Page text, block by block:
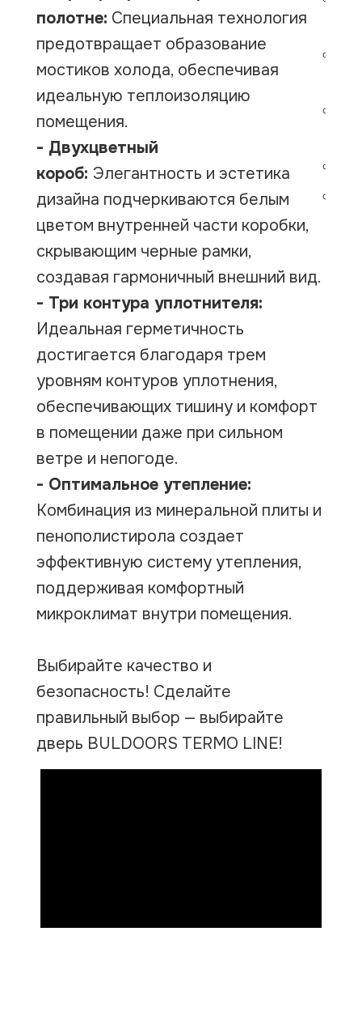
полотне: Специальная технология
предотвращает образование
мостиков холода, обеспечивая
идеальную теплоизоляцию
помещения.
- Двухцветный
короб: Элегантность и эстетика
дизайна подчеркиваются белым
цветом внутренней части коробки,
скрывающим черные рамки,
создавая гармоничный внешний вид.
- Три контура уплотнителя:
Идеальная герметичность
достигается благодаря трем
уровням контуров уплотнения,
обеспечивающих тишину и комфорт
в помещении даже при сильном
ветре и непогоде.
- Оптимальное утепление:
Комбинация из минеральной плиты и
пенополистирола создает
эффективную систему утепления,
поддерживая комфортный
микроклимат внутри помещения.
Выбирайте качество и
безопасность! Сделайте
правильный выбор — выбирайте
дверь BULDOORS TERMO LINE!